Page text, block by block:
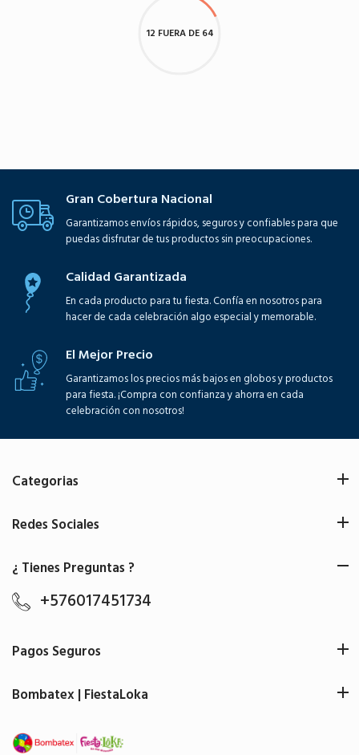
12 FUERA DE 64
Gran Cobertura Nacional
Garantizamos envíos rápidos, seguros y confiables para que
puedas disfrutar de tus productos sin preocupaciones.
Calidad Garantizada
En cada producto para tu fiesta. Confía en nosotros para
hacer de cada celebración algo especial y memorable.
El Mejor Precio
Garantizamos los precios más bajos en globos y productos
para fiesta. ¡Compra con confianza y ahorra en cada
celebración con nosotros!
Categorias
Redes Sociales
¿ Tienes Preguntas ?
+576017451734
Pagos Seguros
Bombatex | FiestaLoka